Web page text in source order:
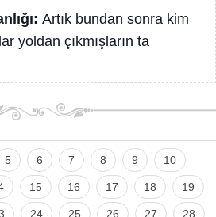
Artık bundan sonra kim
yoldan çıkmışların ta
5 6 7 8 9 10
15 16 17 18 19
24 25 26 27 28